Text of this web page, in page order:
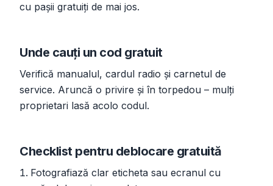
cu pașii gratuiți de mai jos.
Unde cauți un cod gratuit
Verifică manualul, cardul radio și carnetul de
service. Aruncă o privire și în torpedou – mulți
proprietari lasă acolo codul.
Checklist pentru deblocare gratuită
Fotografiază clar eticheta sau ecranul cu